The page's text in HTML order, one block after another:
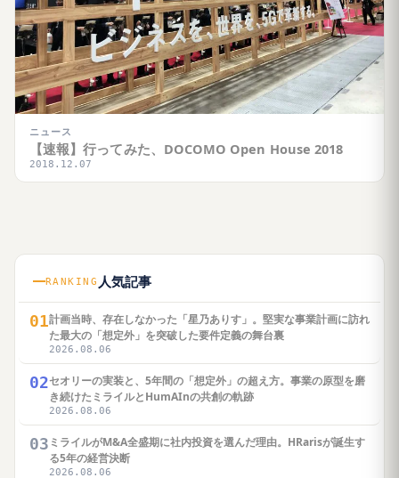
ニュース
【速報】行ってみた、DOCOMO Open House 2018
2018.12.07
RANKING 人気記事
01計画当時、存在しなかった「星乃ありす」。堅実な事業計画に訪れ
た最大の「想定外」を突破した要件定義の舞台裏
2026.08.06
02セオリーの実装と、5年間の「想定外」の超え方。事業の原型を磨
き続けたミライルとHumAInの共創の軌跡
2026.08.06
03 ミライルがM&A全盛期に社内投資を選んだ理由。HRarisが誕生す
る5年の経営決断
2026.08.06